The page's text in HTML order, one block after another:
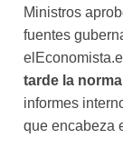
Ministros
fuentes
tarde la
informes
que encabeza